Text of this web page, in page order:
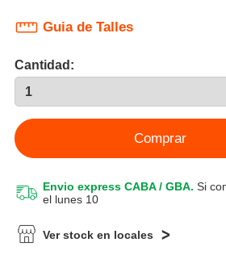
Guia de Talles
Cantidad:
Comprar
Envio express CABA / GBA. Si
el lunes 10
Ver stock en locales